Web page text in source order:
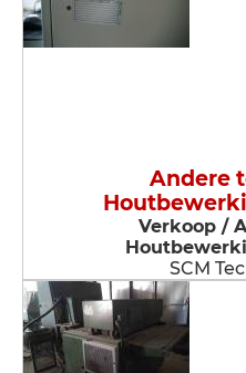
Andere
Verkoop /
SCM